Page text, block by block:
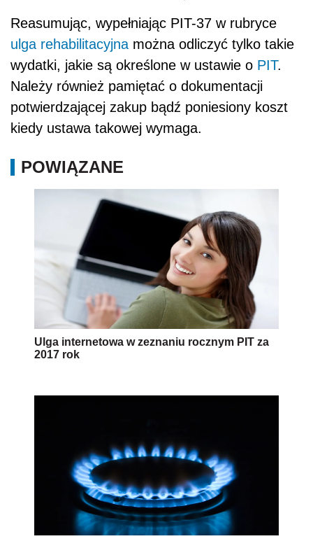
Reasumując, wypełniając PIT-37 w rubryce
ulga rehabilitacyjna można odliczyć tylko takie
wydatki, jakie są określone w ustawie o PIT.
Należy również pamiętać o dokumentacji
potwierdzającej zakup bądź poniesiony koszt
kiedy ustawa takowej wymaga.
POWIĄZANE
Ulga internetowa w zeznaniu rocznym PIT za
2017 rok